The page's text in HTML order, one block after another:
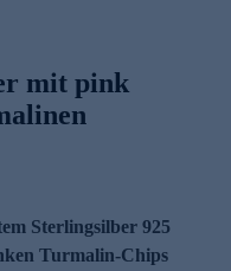
mit pink
Sterlingsilber 925
Turmalin-Chips